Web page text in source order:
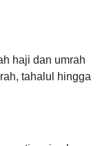
haji dan umrah